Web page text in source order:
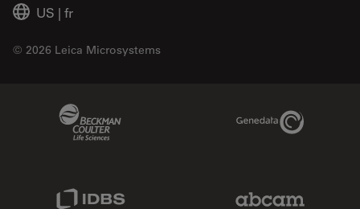
US | fr
© 2026 Leica Microsystems
Genedata Link